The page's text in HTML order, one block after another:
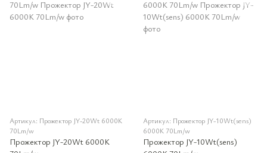
Артикул: Прожектор JY-20Wt 6000K
70Lm/w
Прожектор JY-20Wt 6000K
Артикул: Прожектор JY-10Wt(sens)
6000K 70Lm/w
Прожектор JY-10Wt(sens)